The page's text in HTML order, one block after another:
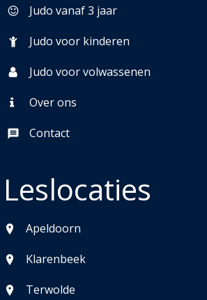
Judo vanaf 3 jaar
Judo voor kinderen
Judo voor volwassenen
Over ons
Contact
Leslocaties
Apeldoorn
Klarenbeek
Terwolde